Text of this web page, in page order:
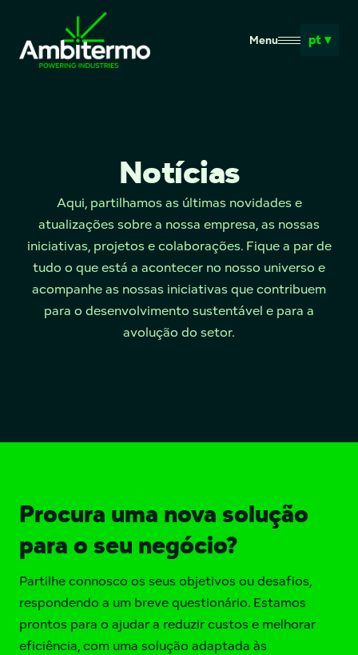
Menu pt ▾
Notícias
Aqui, partilhamos as últimas novidades e
atualizações sobre a nossa empresa, as nossas
iniciativas, projetos e colaborações. Fique a par de
tudo o que está a acontecer no nosso universo e
acompanhe as nossas iniciativas que contribuem
para o desenvolvimento sustentável e para a
avolução do setor.
Procura uma nova solução
para o seu negócio?
Partilhe connosco os seus objetivos ou desafios,
respondendo a um breve questionário. Estamos
prontos para o ajudar a reduzir custos e melhorar
eficiência, com uma solução adaptada às